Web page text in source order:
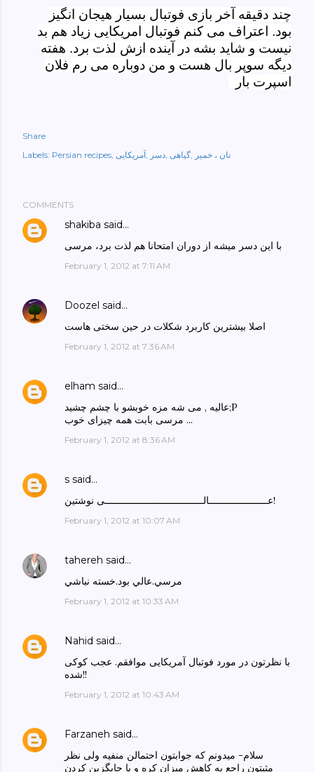
چند دقیقه آخر بازی فوتبال بسیار هیجان انگیز
بود. اعتراف می کنم فوتبال امریکایی زیاد هم بد
نیست و شاید بشه در آینده ازش لذت برد. هفته
دیگه سوپر بال هست و من دوباره می رم فلان
اسپرت بار
Share
Labels: Persian recipes آمریکایی دسر گیاهی نان ، خمیر
COMMENTS
shakiba said…
با این دسر میشه از دوران امتحانا هم لذت برد، مرسی
February 1, 2012 at 7:11 AM
Doozel said…
اصلا بیشترین کاربرد شکلات در حین سختی هاست
February 1, 2012 at 7:36 AM
elham said…
عالیه , می شه مزه خوبشو با چشم چشید;P
مرسی بابت همه چیزای خوب ...
February 1, 2012 at 8:36 AM
s said…
عـــــــــــــــــــــالـــــــــــــــــــــــــــــــــــی نوشتین!
February 1, 2012 at 10:07 AM
tahereh said…
مرسي.عالي بود.خسته نباشي
February 1, 2012 at 10:33 AM
Nahid said…
با نظرتون در مورد فوتبال آمریکایی موافقم. عجب کوکی
شده!!
February 1, 2012 at 10:43 AM
Farzaneh said…
سلام- میدونم که جوابتون احتمالن منفیه ولی نظر
مثبتون راجع به کاهش میزان کره و یا جایگزین کردن